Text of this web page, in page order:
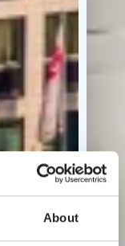
About